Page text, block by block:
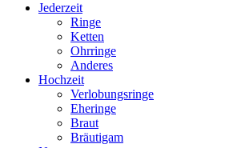
Jederzeit
Ringe
Ketten
Ohrringe
Anderes
Hochzeit
Verlobungsringe
Eheringe
Braut
Bräutigam